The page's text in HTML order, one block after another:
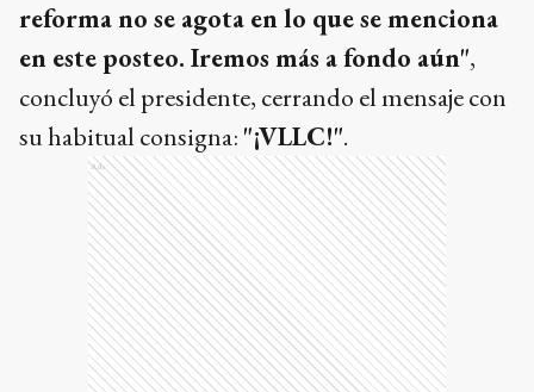
reforma no se agota en lo que se menciona
en este posteo. Iremos más a fondo aún",
concluyó el presidente, cerrando el mensaje con
su habitual consigna: "¡VLLC!".
Ads